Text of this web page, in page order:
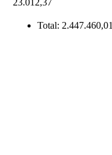
Total: 2.447.460,01